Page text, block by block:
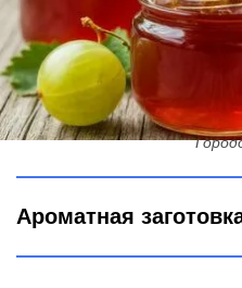
Желе из крыжовника на зиму:
даже
Ароматная